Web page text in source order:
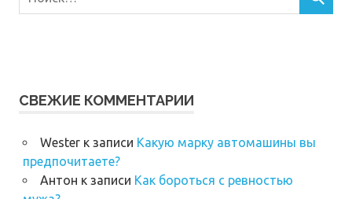
СВЕЖИЕ КОММЕНТАРИИ
Westerк записи Какую марку автомашины вы
предпочитаете?
Антон к записи Как бороться с ревностью